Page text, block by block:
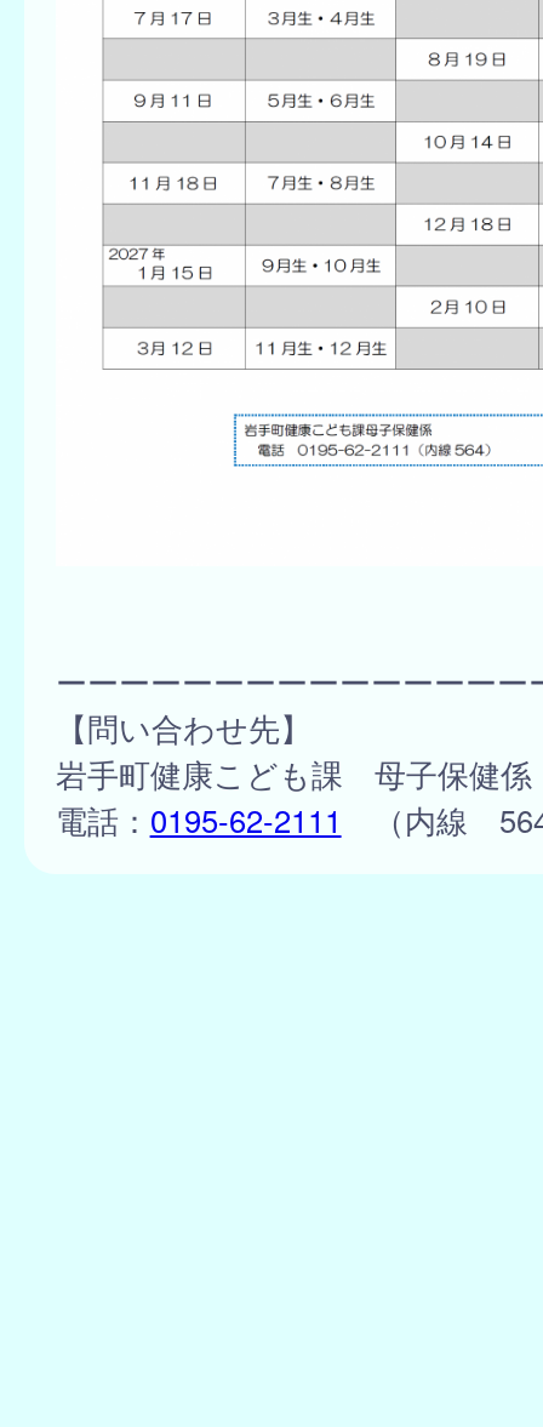
ーーーーーーーーーーーーーーー
【問い合わせ先】
岩手町健康こども課 母子保健係
電話： 0195-62-2111 （内線